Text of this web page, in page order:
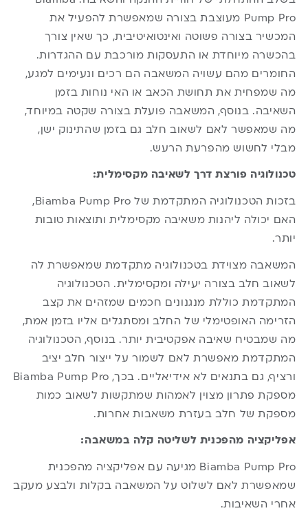
Pump Pro מעוצבת בצורה שמאפשרת להפעיל את
המכשיר בצורה פשוטה ואינטואיטיבית, כך שאין צורך
בהכשרה מיוחדת או התעסקות מורכבת עם ההגדרות.
החומרים מהם עשויה המשאבה הם רכים ונעימים למגע,
מה שמפחית את תחושת הכאב או האי נוחות בזמן
השאיבה. בנוסף, המשאבה פועלת בצורה שקטה במיוחד,
מה שמאפשר לאם לשאוב חלב גם בזמן שהתינוק ישן,
מבלי לחשוש מהפרעת הרעש.
טכנולוגיה פורצת דרך לשאיבה מקסימלית:
בזכות הטכנולוגיה המתקדמת של Biamba Pump Pro,
האם יכולה ליהנות משאיבה מקסימלית ותוצאות טובות
יותר.
המשאבה מצוידת בטכנולוגיה מתקדמת שמאפשרת לה
לשאוב חלב בצורה יעילה ומקסימלית. הטכנולוגיה
המתקדמת כוללת מנגנונים חכמים שמזהים את קצב
הזרימה האופטימלי של החלב ומסתגלים אליו בזמן אמת,
מה שמבטיח שאיבה אפקטיבית יותר. בנוסף, הטכנולוגיה
המתקדמת מאפשרת לאם לשמור על ייצור חלב יציב
ורציף, גם בתנאים לא אידיאליים. בכך, Biamba Pump Pro
מספקת פתרון מצוין לאמהות שמתקשות לשאוב כמות
מספקת של חלב בעזרת משאבות אחרות.
אפליקציה מהפכנית לשליטה קלה במשאבה:
Biamba Pump Pro מגיעה עם אפליקציה מהפכנית
שמאפשרת לאם לשלוט על המשאבה בקלות ולבצע מעקב
אחרי השאיבות.